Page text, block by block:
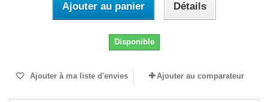
Ajouter au panier Détails
Disponible
Ajouter à ma liste d'envies Ajouter au comparateur